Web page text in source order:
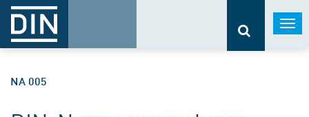
NA 005